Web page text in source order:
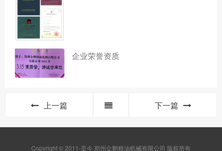
企业荣誉资质
上一篇 下一篇
Copyright © 2011-至今 郑州企鹅粮油机械有限公司 版权所有